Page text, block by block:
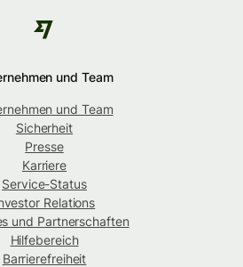
und Team
und Team
Sicherheit
Presse
Karriere
Service-Status
Relations
und Partnerschaften
Hilfebereich
Barrierefreiheit